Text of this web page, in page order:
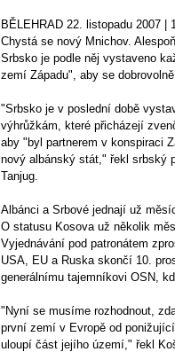
BĚLEHRAD 22. listopadu 2007 |
Chystá se nový Mnichov.
Srbsko je podle něj vystaveno
zemí Západu", aby se
"Srbsko je v poslední době
výhrůžkám, které přicházejí
aby "byl partnerem v konspiraci
nový albánský stát," řekl srbský
Tanjug.
Albánci a Srbové jednají už
O statusu Kosova už několik
Vyjednávání pod patronátem
USA, EU a Ruska skončí 10.
generálnímu tajemníkovi OSN,
"Nyní se musíme rozhodnout,
první zemí v Evropě od
uloupí část jejího území," řekl